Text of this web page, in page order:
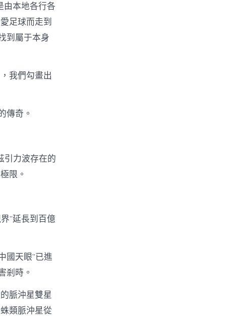
由本地各行各
足球而走到
到屬于本身
我們勾畫出
傳奇。
引力波存在的
限。
”延長到百億
國天眼”已進
剎時。
脈沖星雙星
類脈沖星從